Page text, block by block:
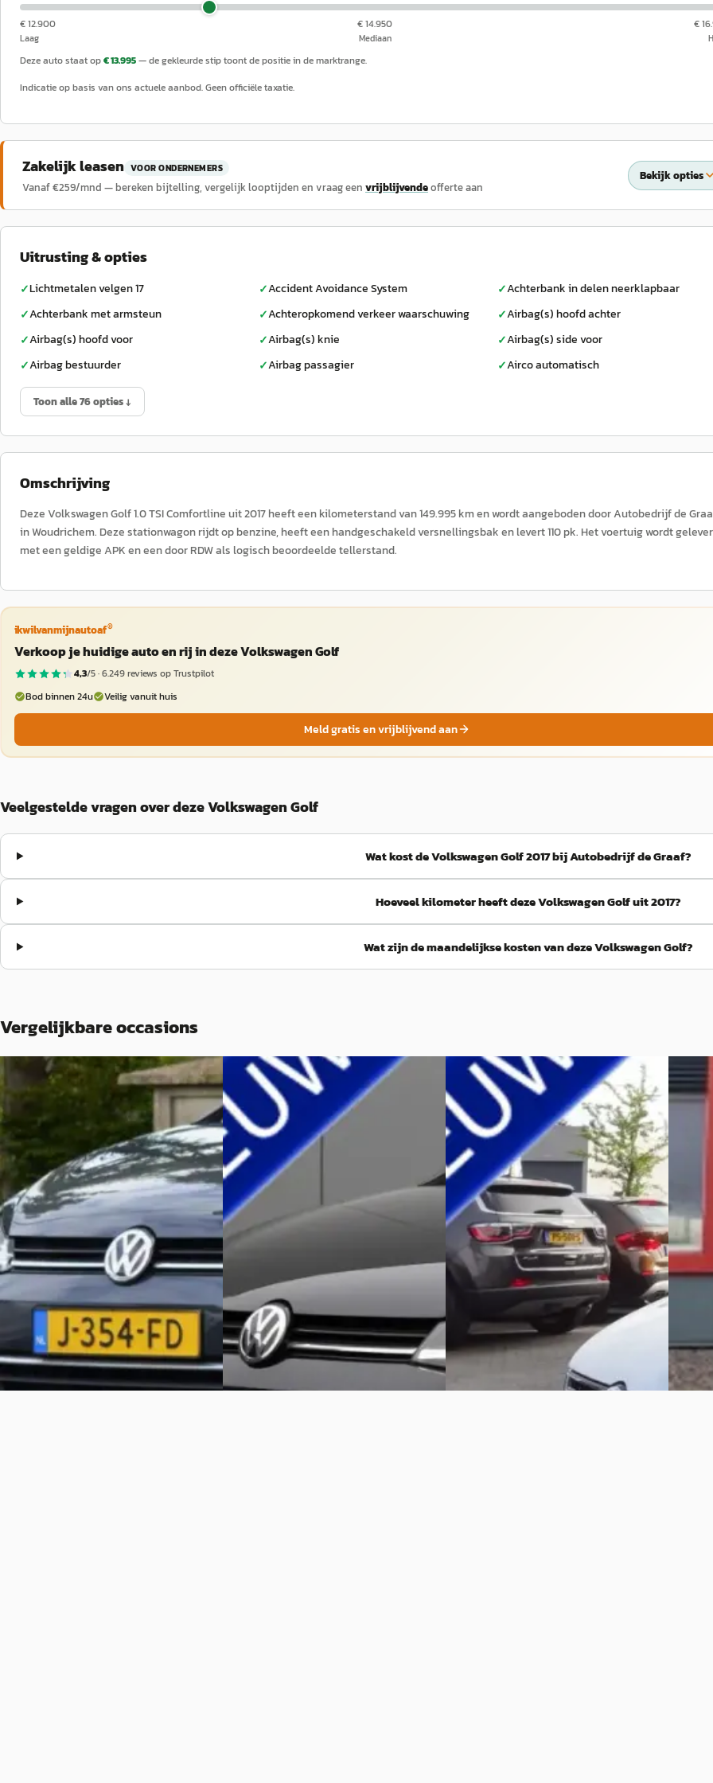
€ 12.900
Laag
€ 14.950
Mediaan
€
Deze auto staat op€ 13.995— de gekleurde stip toont de positie in de marktrange.
Indicatie op basis van ons actuele aanbod. Geen officiële taxatie.
Zakelijk leasen VOOR ONDERNEMERS
Vanaf €259/mnd — bereken bijtelling, vergelijk looptijden en vraag een vrijblijvendeofferte aan
Bekijk opties
Uitrusting & opties
✓Lichtmetalen velgen 17 ✓Accident Avoidance System ✓Achterbank in delen neerklapbaar
✓Achterbank met armsteun ✓Achteropkomend verkeer waarschuwing ✓Airbag(s) hoofd achter
✓Airbag(s) hoofd voor ✓Airbag(s) knie ✓Airbag(s) side voor
✓Airbag bestuurder ✓Airbag passagier ✓Airco automatisch
Toon alle 76 opties ↓
Omschrijving
Deze Volkswagen Golf 1.0 TSI Comfortline uit 2017 heeft een kilometerstand van 149.995 km en wordt aangeboden door Autobedrijf de
in Woudrichem. Deze stationwagon rijdt op benzine, heeft een handgeschakeld versnellingsbak en levert 110 pk. Het voertuig wordt
met een geldige APK en een door RDW als logisch beoordeelde tellerstand.
ikwilvanmijnautoaf®
Verkoop je huidige auto en rij in deze Volkswagen Golf
4,3/5 ·6.249reviews op Trustpilot
Bod binnen 24u
Veilig vanuit huis
Meld gratis en vrijblijvend aan
Veelgestelde vragen over deze Volkswagen Golf
Wat kost de Volkswagen Golf 2017 bij Autobedrijf de Graaf?
Hoeveel kilometer heeft deze Volkswagen Golf uit 2017?
Wat zijn de maandelijkse kosten van deze Volkswagen Golf?
Vergelijkbare occasions
A
Volkswagen Golf·2020
Variant 1.0 TSI - ACC
€ 13.900
v.a. € 295/mnd
Scherp geprijsd
2020 · 136.862 km · Benzine ·
Handgeschakeld
Slager Auto's· Staphorst
Bekijk aanbieding →
Vergelijk
Volkswagen Golf 2017
Variant 1.4 TSI Highline
€ 16.445
v.a. € 349/mnd
Scherp geprijsd
2017 · 123.868 km · Benzine · Automaat
Bijlsma Auto's· Surhuisterveen
Bekijk aanbieding →
Vergelijk
Volkswagen Golf 2018
1.5 TSI ACT Highline
€ 15.999
v.a. € 339/mnd
Scherp geprijsd
2018 · 103.673 km · Benzine · Automaat
Bijlsma Auto's· Surhuisterveen
Bekijk aanbieding →
A
2016 ·
Vergelijk